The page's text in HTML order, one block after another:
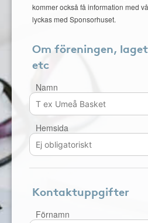
kommer också få information med
lyckas med Sponsorhuset.
Om föreningen,
etc
Namn
Hemsida
Kontaktuppgifter
Förnamn